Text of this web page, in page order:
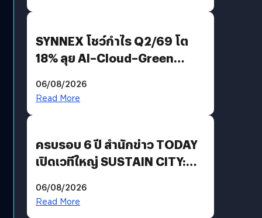
SYNNEX โชว์กำไร Q2/69 โต
18% ลุย AI–Cloud–Green
Revenue เร่งเครื่อง New
06/08/2026
Read More
ครบรอบ 6 ปี สำนักข่าว TODAY
เปิดเวทีใหญ่ SUSTAIN CITY:
แนวทางปรับตัวสู่เศรษฐกิจสี
06/08/2026
Read More